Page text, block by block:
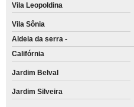
Vila Leopoldina
Vila Sônia
Aldeia da serra -
Califórnia
Jardim Belval
Jardim Silveira